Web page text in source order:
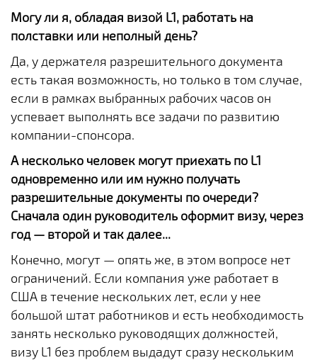
Могу ли я, обладая визой L1, работать на
полставки или неполный день?
Да, у держателя разрешительного документа
есть такая возможность, но только в том случае,
если в рамках выбранных рабочих часов он
успевает выполнять все задачи по развитию
компании-спонсора.
А несколько человек могут приехать по L1
одновременно или им нужно получать
разрешительные документы по очереди?
Сначала один руководитель оформит визу, через
год — второй и так далее...
Конечно, могут — опять же, в этом вопросе нет
ограничений. Если компания уже работает в
США в течение нескольких лет, если у нее
большой штат работников и есть необходимость
занять несколько руководящих должностей,
визу L1 без проблем выдадут сразу нескольким